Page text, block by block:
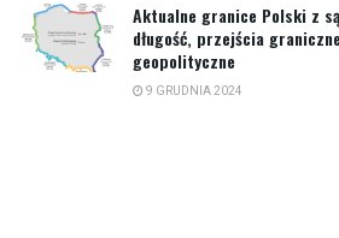
Aktualne granice Polski z
długość, przejścia
geopolityczne
9 GRUDNIA 2024